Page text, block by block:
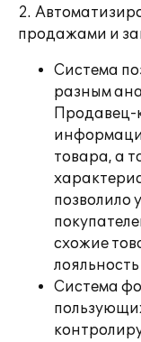
2.
продажами и
Система
разным
Продавец-
товара, а
позволило
схожие
Система